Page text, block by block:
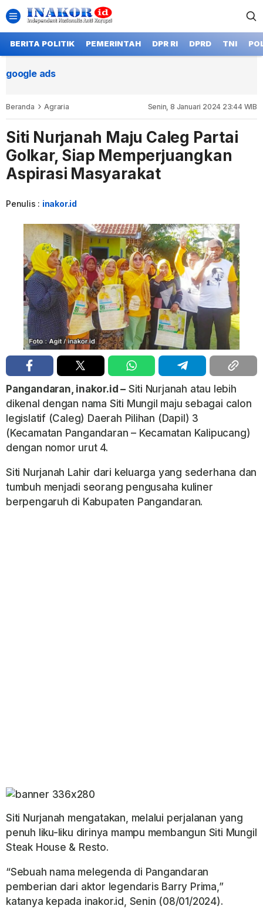
BERITA POLITIK PEMERINTAH DPR RI DPRD TNI
google ads
Beranda Agraria Senin, 8 Januari 2024 23:44 WIB
Siti Nurjanah Maju Caleg Partai
Golkar, Siap Memperjuangkan
Aspirasi Masyarakat
Penulis : inakor.id
Pangandaran, inakor.id –Siti Nurjanah atau lebih
dikenal dengan nama Siti Mungil maju sebagai calon
legislatif (Caleg) Daerah Pilihan (Dapil) 3
(Kecamatan Pangandaran – Kecamatan Kalipucang)
dengan nomor urut 4.
Siti Nurjanah Lahir dari keluarga yang sederhana dan
tumbuh menjadi seorang pengusaha kuliner
berpengaruh di Kabupaten Pangandaran.
Siti Nurjanah mengatakan, melalui perjalanan yang
penuh liku-liku dirinya mampu membangun Siti Mungil
Steak House & Resto.
“Sebuah nama melegenda di Pangandaran
pemberian dari aktor legendaris Barry Prima,”
katanya kepada inakor.id, Senin (08/01/2024).